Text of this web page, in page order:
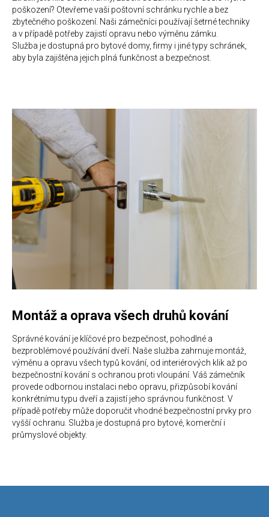
poškození? Otevřeme vaši poštovní schránku rychle a bez
zbytečného poškození. Naši zámečníci používají šetrné techniky
a v případě potřeby zajistí opravu nebo výměnu zámku.
Služba je dostupná pro bytové domy, firmy i jiné typy schránek,
aby byla zajištěna jejich plná funkčnost a bezpečnost.
Montáž a oprava všech druhů kování
Správné kování je klíčové pro bezpečnost, pohodlné a
bezproblémové používání dveří. Naše služba zahrnuje montáž,
výměnu a opravu všech typů kování, od interiérových klik až po
bezpečnostní kování s ochranou proti vloupání. Váš zámečník
provede odbornou instalaci nebo opravu, přizpůsobí kování
konkrétnímu typu dveří a zajistí jeho správnou funkčnost. V
případě potřeby může doporučit vhodné bezpečnostní prvky pro
vyšší ochranu. Služba je dostupná pro bytové, komerční i
průmyslové objekty.